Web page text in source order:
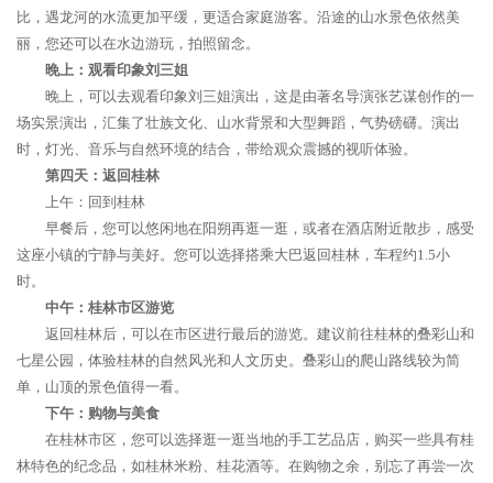
比，遇龙河的水流更加平缓，更适合家庭游客。沿途的山水景色依然美
丽，您还可以在水边游玩，拍照留念。
晚上：观看印象刘三姐
晚上，可以去观看印象刘三姐演出，这是由著名导演张艺谋创作的一
场实景演出，汇集了壮族文化、山水背景和大型舞蹈，气势磅礴。演出
时，灯光、音乐与自然环境的结合，带给观众震撼的视听体验。
第四天：返回桂林
上午：回到桂林
早餐后，您可以悠闲地在阳朔再逛一逛，或者在酒店附近散步，感受
这座小镇的宁静与美好。您可以选择搭乘大巴返回桂林，车程约1.5小
时。
中午：桂林市区游览
返回桂林后，可以在市区进行最后的游览。建议前往桂林的叠彩山和
七星公园，体验桂林的自然风光和人文历史。叠彩山的爬山路线较为简
单，山顶的景色值得一看。
下午：购物与美食
在桂林市区，您可以选择逛一逛当地的手工艺品店，购买一些具有桂
林特色的纪念品，如桂林米粉、桂花酒等。在购物之余，别忘了再尝一次